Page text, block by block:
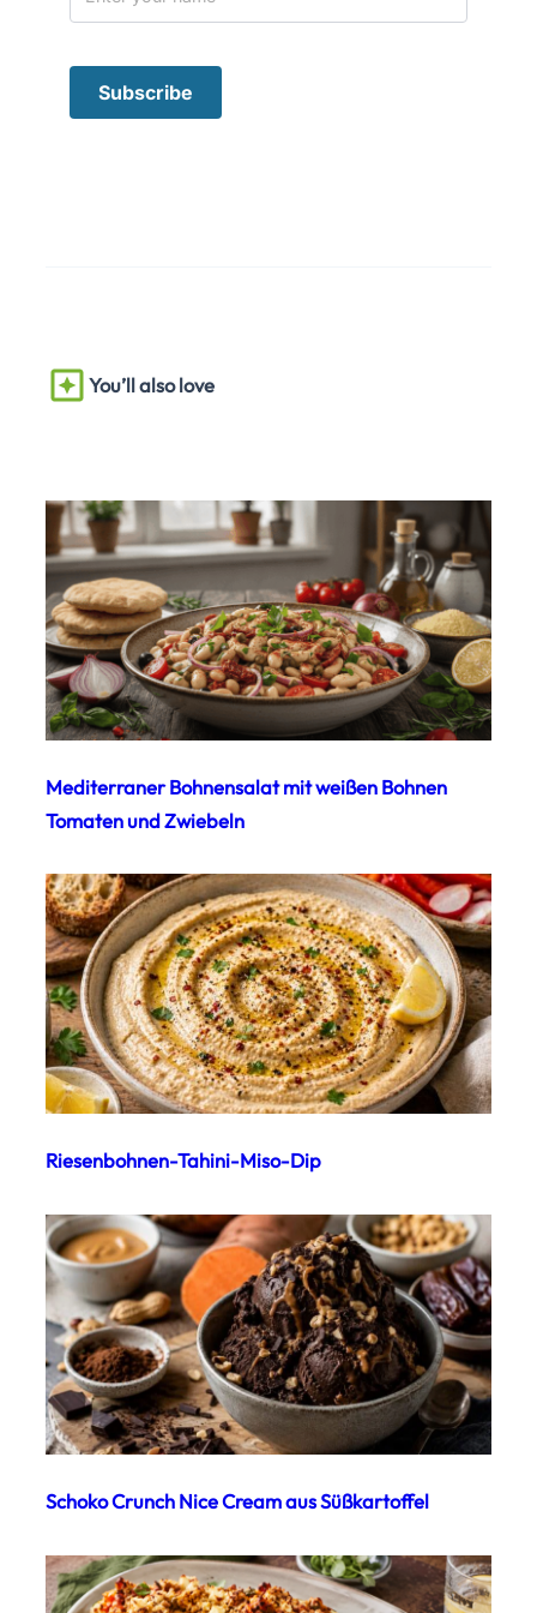
You’ll also love
Mediterraner Bohnensalat mit weißen Bohnen
Tomaten und Zwiebeln
Riesenbohnen-Tahini-Miso-Dip
Schoko Crunch Nice Cream aus Süßkartoffel